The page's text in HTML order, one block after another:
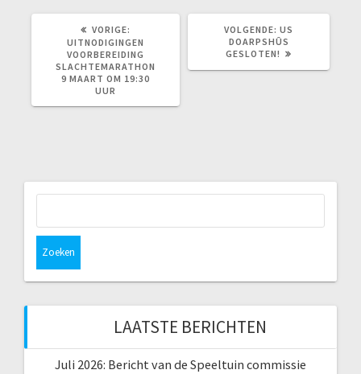
VORIGE:
BERICHT:
UITNODIGINGEN
VOORBEREIDING
SLACHTEMARATHON
9 MAART OM 19:30
UUR
VOLGENDE: VOLGEND
BERICHT:
US
DOARPSHÛS
GESLOTEN!
LAATSTE BERICHTEN
Juli 2026: Bericht van de Speeltuin commissie